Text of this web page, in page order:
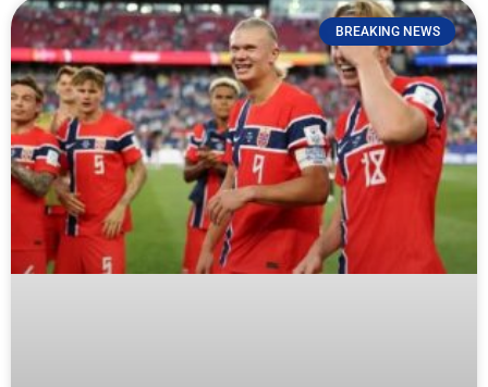
BREAKING NEWS